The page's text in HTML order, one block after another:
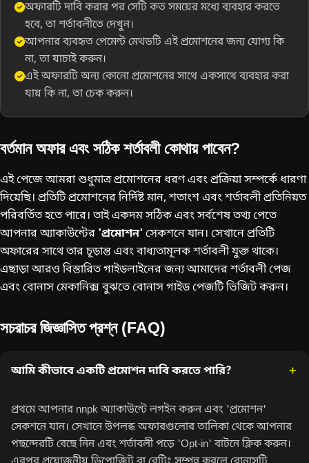
অফারটি দাবি করার পর সেটি কত সময়ের মধ্যে ব্যবহার করতে
হবে, তা শর্তাবলীতে দেখুন।
আপনার ব্যবহৃত পেমেন্ট মেথডটি এই প্রমোশনের জন্য যোগ্য কি
না, তা যাচাই করুন।
এই অফারটি অন্য কোনো প্রমোশনের সাথে একসাথে ব্যবহার করা
যায় কি না, তা চেক করুন।
বর্তমান অফার এবং সঠিক শর্তাবলী কোথায় পাবেন?
এই পেজে আমরা শুধুমাত্র প্রমোশনের ধরণ এবং প্রক্রিয়া সম্পর্কে ধারণা
দিয়েছি। প্রতিটি প্রমোশনের নির্দিষ্ট মান, শতাংশ এবং শর্তাবলী প্রতিনিয়ত
পরিবর্তিত হতে পারে। তাই একদম সঠিক এবং সর্বশেষ তথ্য পেতে
আপনার অ্যাকাউন্টের 'প্রমোশন' সেকশনে যান। সেখানে প্রতিটি
অফারের সাথে তার চূড়ান্ত এবং বাধ্যতামূলক শর্তাবলী যুক্ত থাকে।
এছাড়া আরও বিস্তারিত গাইডলাইনের জন্য আমাদেরশর্তাবলীপেজ
এবং বোনাস মেকানিক্স বুঝতেবোনাস গাইডপেজটি ভিজিট করুন।
সচরাচর জিজ্ঞাসিত প্রশ্ন (FAQ)
আমি কীভাবে একটি প্রমোশন দাবি করতে পারি?
প্রথমে আপনার nnpk অ্যাকাউন্টে লগইন করুন এবং 'প্রমোশন'
সেকশনে যান। সেখানে উপলব্ধ অফারগুলোর তালিকা থেকে আপনার
পছন্দেরটি বেছে নিন এবং শর্তাবলী পড়ে 'Opt-in' বাটনে ক্লিক করুন।